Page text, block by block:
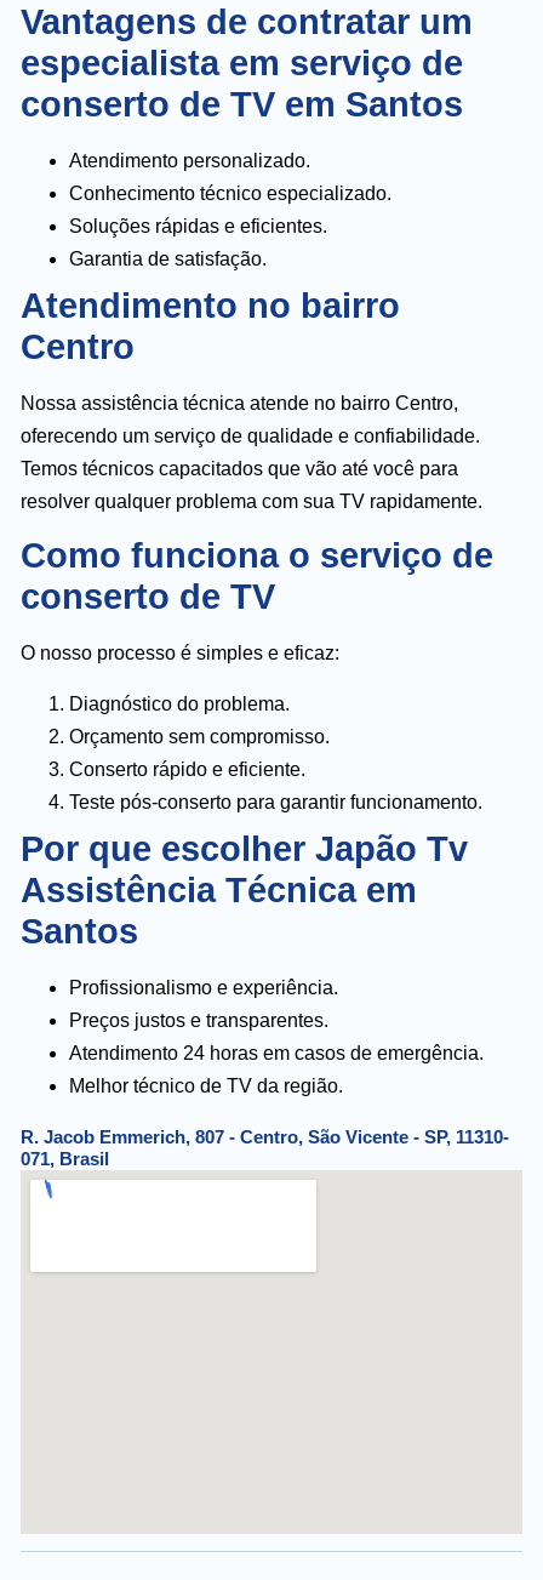
Vantagens de contratar um
especialista em serviço de
conserto de TV em Santos
Atendimento personalizado.
Conhecimento técnico especializado.
Soluções rápidas e eficientes.
Garantia de satisfação.
Atendimento no bairro
Centro
Nossa assistência técnica atende no bairro Centro,
oferecendo um serviço de qualidade e confiabilidade.
Temos técnicos capacitados que vão até você para
resolver qualquer problema com sua TV rapidamente.
Como funciona o serviço de
conserto de TV
O nosso processo é simples e eficaz:
Diagnóstico do problema.
Orçamento sem compromisso.
Conserto rápido e eficiente.
Teste pós-conserto para garantir funcionamento.
Por que escolher Japão Tv
Assistência Técnica em
Santos
Profissionalismo e experiência.
Preços justos e transparentes.
Atendimento 24 horas em casos de emergência.
Melhor técnico de TV da região.
R. Jacob Emmerich, 807 - Centro, São Vicente - SP, 11310-
071, Brasil